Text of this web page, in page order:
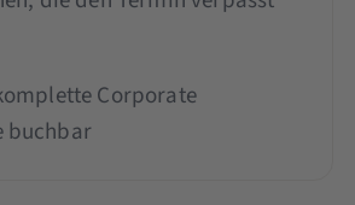
Corporate
buchbar